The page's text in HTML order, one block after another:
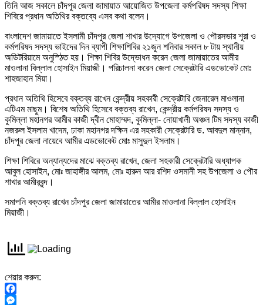
তিনি আজ সকালে চাঁদপুর জেলা জামায়াত আয়োজিত উপজেলা কর্মপরিষদ সদস্য শিক্ষা
শিবিরে প্রধান অতিথির বক্তব্যে এসব কথা বলেন।
বাংলাদেশ জামায়াতে ইসলামী চাঁদপুর জেলা শাখার উদ্যোগে উপজেলা ও পৌরসভার শূরা ও
কর্মপরিষদ সদস্য ভাইদের দিন ব্যাপী শিক্ষাশিবির ২১জুন শনিবার সকাল ৮ টায় স্থানীয়
অডিটরিয়ামে অনুস্ঠিত হয়। শিক্ষা শিবির উদ্ভোধন করেন জেলা জামায়াতের আমীর
মাওলানা বিল্লাল হোসাইন মিয়াজী। পরিচালনা করেন জেলা সেক্রেটারি এডভোকেট মোঃ
শাহজাহান মিয়া।
প্রধান অতিথি হিসেবে বক্তব্য রাখেন কেন্দ্রীয় সহকারী সেক্রেটারি জেনারেল মাওলানা
এটিএম মাছুম। বিশেষ অতিথি হিসেবে বক্তব্য রাখেন, কেন্দ্রীয় কর্মপরিষদ সদস্য ও
কুমিল্লা মহানগর আমীর কাজী দ্বীন মোহাম্মদ, কুমিল্লা- নোয়াখালী অঞ্চল টিম সদস্য কাজী
নজরুল ইসলাম খাদেম, ঢাকা মহানগর দক্ষিন এর সহকারী সেক্রেটারি ড. আবদুল মান্নান,
চাঁদপুর জেলা নায়েবে আমীর এডভোকেট মোঃ মাসুদুল ইসলাম।
শিক্ষা শিবিরে অন্যান্যদের মাঝে বক্তব্য রাখেন, জেলা সহকারী সেক্রেটারি অধ্যাপক
আবুল হোসাইন, মোঃ জাহাঙ্গীর আলম, মোঃ হারুন আর রশিদ ওসমানী সহ উপজেলা ও পৌর
শাখার আমীরবৃন্দ।
সমাপনি বক্তব্য রাখেন চাঁদপুর জেলা জামায়াতের আমীর মাওলানা বিল্লাল হোসাইন
মিয়াজী।
শেয়ার করুন:
Facebook